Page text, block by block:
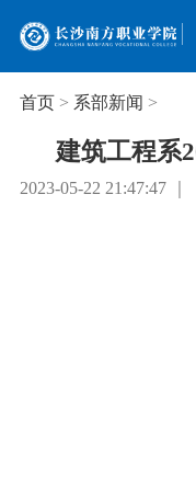
首页> 系部新闻 >
建筑工程系
2023-05-22 21:47:47 ｜